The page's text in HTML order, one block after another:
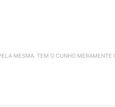
MESMA. TEM O CUNHO MERAMENTE